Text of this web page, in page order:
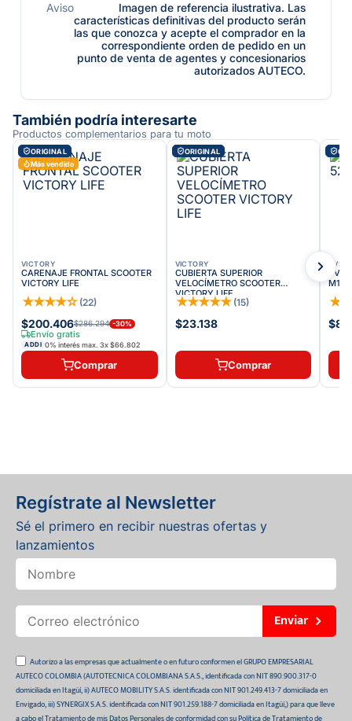
Aviso
Imagen de referencia ilustrativa. Las
características definitivas del producto serán
las que conozca y acepte el comprador en la
correspondiente orden de pedido en un
punto de venta de agentes y concesionarios
autorizados AUTECO.
También podría interesarte
Productos complementarios para tu moto
ORIGINAL
Más vendido
VICTORY
CARENAJE FRONTAL SCOOTER
VICTORY LIFE
★★★★☆ (22)
$200.406$286.294 -30%
Envío gratis
ADDI 0% interés max. 3x$66.802
Comprar
ORIGINAL
VICTORY
CUBIERTA SUPERIOR
VELOCÍMETRO SCOOTER
VICTORY LIFE
★★★★★ (15)
$23.138
Comprar
TVS
TVS
★
Regístrate al Newsletter
Sé el primero en recibir nuestras ofertas y
lanzamientos
Enviar
Autorizo a las empresas que actualmente o en futuro conformen el GRUPO EMPRESARIAL
AUTECO COLOMBIA (AUTOTECNICA COLOMBIANA S.A.S., identificada con NIT 890.900.317-0
domiciliada en Itagüí, ii) AUTECO MOBILITY S.A.S. identificada con NIT 901.249.413-7 domiciliada en
Envigado, iii) SYNERGIX S.A.S. identificada con NIT 901.259.188-7 domiciliada en Itagüí,) para que lleve